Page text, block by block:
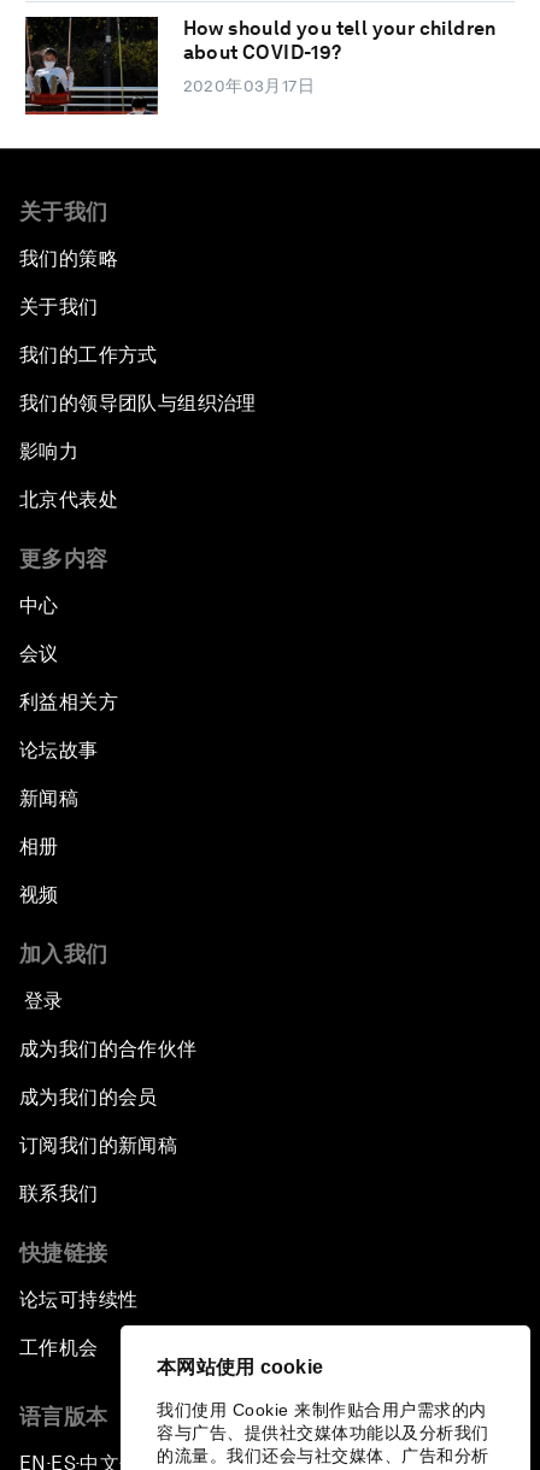
本网站使用 cookie
我们使用 Cookie 来制作贴合用户需求的内
容与广告、提供社交媒体功能以及分析我们
的流量。我们还会与社交媒体、广告和分析
How should you tell your children
about COVID-19?
2020年03月17日
关于我们
我们的策略
关于我们
我们的工作方式
我们的领导团队与组织治理
影响力
北京代表处
更多内容
中心
会议
利益相关方
论坛故事
新闻稿
相册
视频
加入我们
登录
成为我们的合作伙伴
成为我们的会员
订阅我们的新闻稿
联系我们
快捷链接
论坛可持续性
工作机会
语言版本
EN ▪ES▪中文▪ 日本語